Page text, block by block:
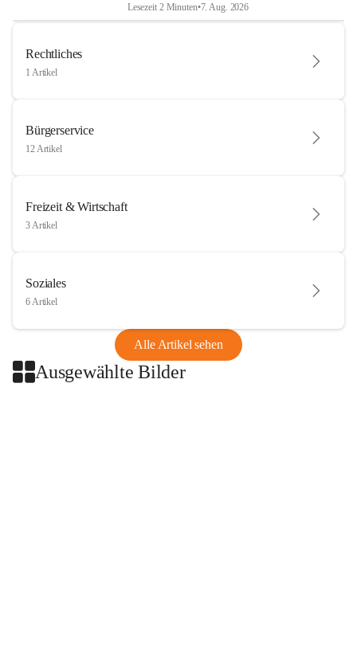
Lesezeit 2 Minuten•7. Aug. 2026
Rechtliches
1 Artikel
Bürgerservice
12 Artikel
Freizeit & Wirtschaft
3 Artikel
Soziales
6 Artikel
Alle Artikel sehen
Ausgewählte Bilder